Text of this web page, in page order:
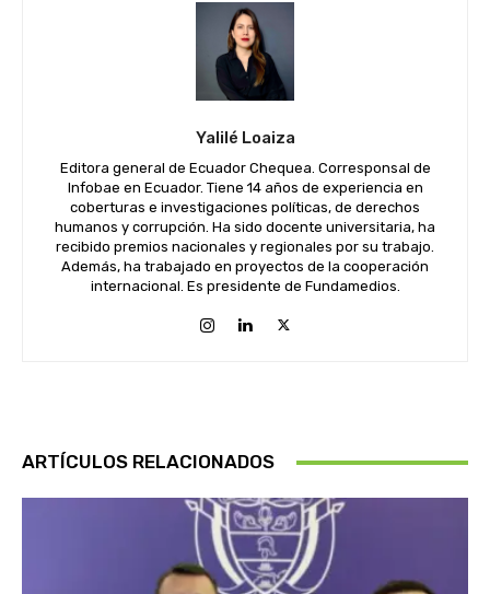
Yalilé Loaiza
Editora general de Ecuador Chequea. Corresponsal de
Infobae en Ecuador. Tiene 14 años de experiencia en
coberturas e investigaciones políticas, de derechos
humanos y corrupción. Ha sido docente universitaria, ha
recibido premios nacionales y regionales por su trabajo.
Además, ha trabajado en proyectos de la cooperación
internacional. Es presidente de Fundamedios.
ARTÍCULOS RELACIONADOS